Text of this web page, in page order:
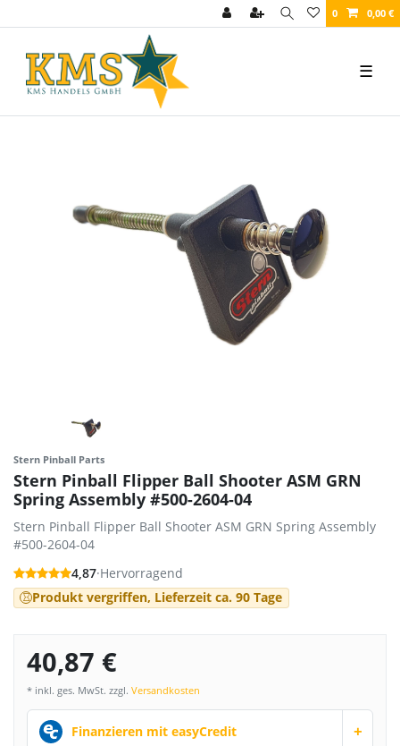
0 0,00 €
☰
Stern Pinball Parts
Stern Pinball Flipper Ball Shooter ASM GRN
Spring Assembly #500-2604-04
Stern Pinball Flipper Ball Shooter ASM GRN Spring Assembly
#500-2604-04
4,87·Hervorragend
Produkt vergriffen, Lieferzeit ca. 90 Tage
40,87 €
* inkl. ges. MwSt. zzgl. Versandkosten
Finanzieren mit easyCredit +